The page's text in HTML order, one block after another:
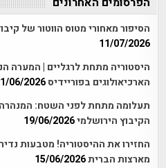
הסיפור מאחורי מטוס הווטור של
11/07/2026
היסטוריה מתחת לרגליים | המערה
הארכיאולוגים בפוריידיס06/2026
תעלומה מתחת לפני השטח:
הקיבוץ הירושלמי19/06/2026
החזירו את ההיסטוריה! מטבעות
מארצות הברית15/06/2026